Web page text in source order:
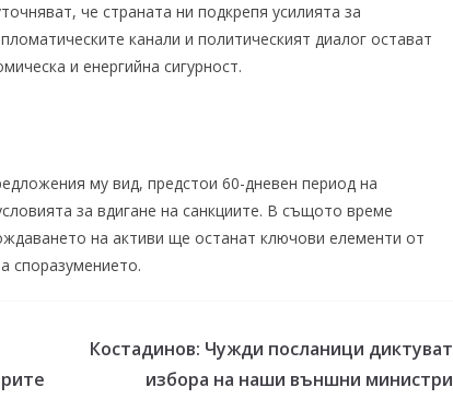
че страната ни подкрепя усилията за
канали и политическият диалог остават
и енергийна сигурност.
му вид, предстои 60-дневен период на
за вдигане на санкциите. В същото време
на активи ще останат ключови елементи от
споразумението.
Костадинов: Чужди посланици диктуват
избора на наши външни министри